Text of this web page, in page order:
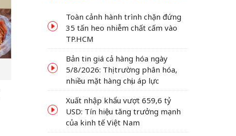
Toàn cảnh hành trình chặn đứng
35 tấn heo nhiễm chất cấm vào
TP.HCM
Bản tin giá cả hàng hóa ngày
5/8/2026: Thị trường phân hóa,
nhiều mặt hàng chịu áp lực
Xuất nhập khẩu vượt 659,6 tỷ
USD: Tín hiệu tăng trưởng mạnh
của kinh tế Việt Nam